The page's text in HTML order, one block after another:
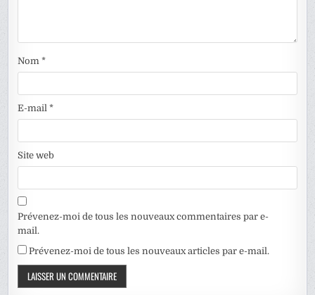
Nom*
E-mail*
Site web
Prévenez-moi de tous les nouveaux commentaires par e-
mail.
Prévenez-moi de tous les nouveaux articles par e-mail.